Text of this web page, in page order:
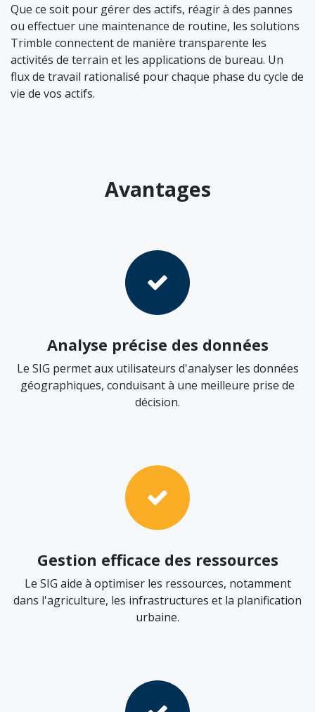
Que ce soit pour gérer des actifs, réagir à des pannes
ou effectuer une maintenance de routine, les solutions
Trimble connectent de manière transparente les
activités de terrain et les applications de bureau. Un
flux de travail rationalisé pour chaque phase du cycle de
vie de vos actifs.
Avantages
Analyse précise des données
Le SIG permet aux utilisateurs d'analyser les données
géographiques, conduisant à une meilleure prise de
décision.
Gestion efficace des ressources
Le SIG aide à optimiser les ressources, notamment
dans l'agriculture, les infrastructures et la planification
urbaine.